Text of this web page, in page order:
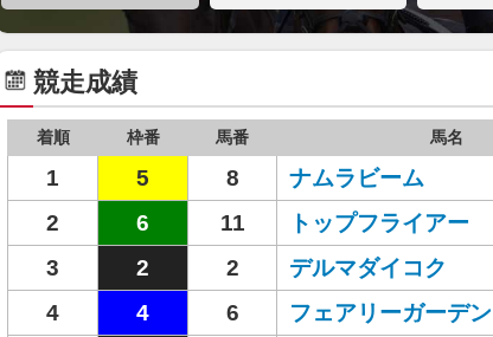
競走成績
着順 枠番 馬番 馬名
1 5 8 ナムラビーム
2
6 11 トップフライアー
3
2 2 デルマダイコク
4
4 6 フェアリーガーデン